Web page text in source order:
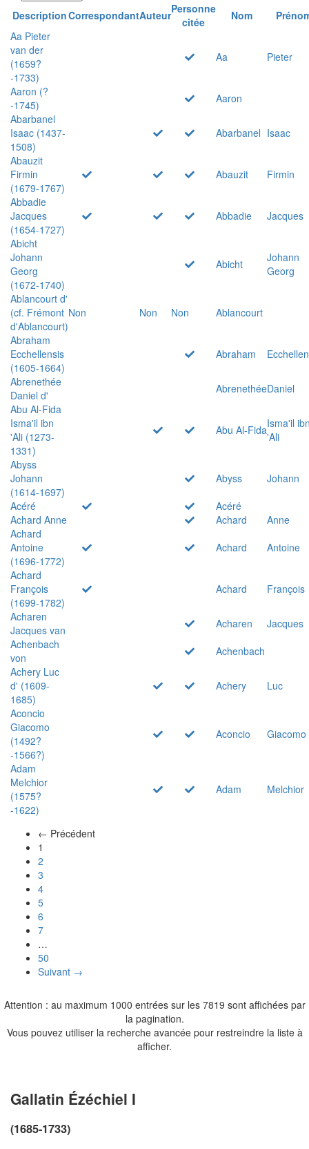
DescriptionCorrespondantAuteurPersonne
citée
Nom
Aa Pieter
van der
(1659?
-1733)
Aa Pieter
Aaron (?
-1745)
Aaron
Abarbanel
Isaac (1437-
1508)
Abarbanel Isaac
Abauzit
Firmin
(1679-1767)
Abauzit
Firmin
Abbadie
Jacques
(1654-1727)
Abbadie
Jacques
Abicht
Johann
Georg
(1672-1740)
Abicht
Johann
Georg
Ablancourt d'
(cf. Frémont
d'Ablancourt)
Non Non Non
Ablancourt
Abraham
Ecchellensis
(1605-1664)
Abraham
Abrenethée
Daniel d'
AbrenethéeDaniel
Abu Al-Fida
Isma'il ibn
'Ali (1273-
1331)
Abu Al-FidaIsma'il
'Ali
Abyss
Johann
(1614-1697)
Abyss
Johann
Acéré
Acéré
Achard Anne
Achard
Anne
Achard
Antoine
(1696-1772)
Achard
Antoine
Achard
François
(1699-1782)
Achard
François
Acharen
Jacques van
Acharen
Jacques
Achenbach
von
Achenbach
Achery Luc
d' (1609-
1685)
Achery
Luc
Aconcio
Giacomo
(1492?
-1566?)
Aconcio Giacomo
Adam
Melchior
(1575?
-1622)
Adam Melchior
← Précédent
1
2
3
4
5
6
7
…
50
Suivant →
Attention : au maximum 1000 entrées sur les 7819 sont affichées par
la pagination.
Vous pouvez utiliser la recherche avancée pour restreindre la liste à
afficher.
Gallatin Ézéchiel I
(1685-1733)